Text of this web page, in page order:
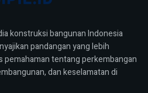
konstruksi bangunan Indonesia
pandangan yang lebih
tentang perkembangan
dan keselamatan di